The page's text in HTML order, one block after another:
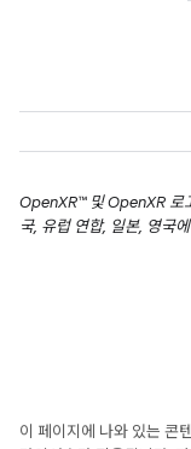
OpenXR™ 및 OpenXR
국, 유럽 연합, 일본, 영국
이 페이지에 나와 있는 콘